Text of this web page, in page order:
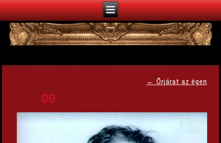
← Őrjárat az égen
09